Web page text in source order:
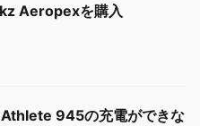
Aeropexを購入
945の充電ができな